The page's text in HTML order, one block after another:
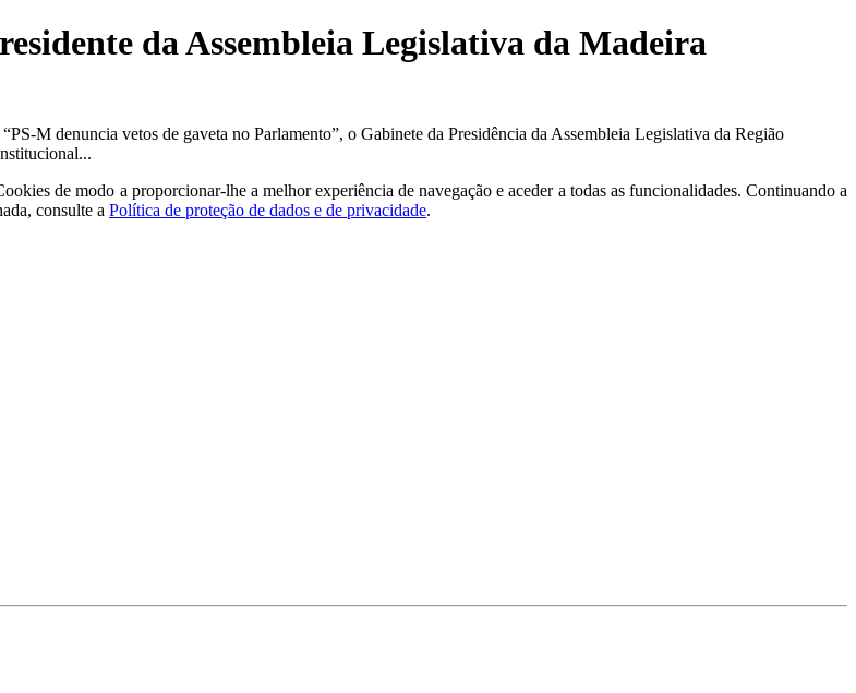
da Assembleia Legislativa da Madeira
M denuncia vetos de gaveta no Parlamento”, o Gabinete da Presidência da Assembleia Legislativa da Região
de modo a proporcionar-lhe a melhor experiência de navegação e aceder a todas as funcionalidades. Continuando a
consulte a Política de proteção de dados e de privacidade.